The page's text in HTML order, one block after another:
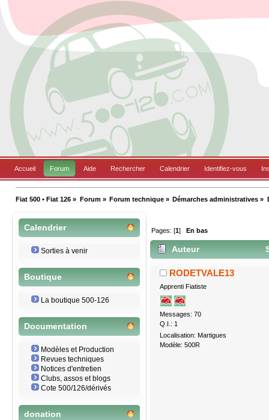
Accueil Forum Aide Rechercher Calendrier Identifiez-vous
Fiat 500 • Fiat 126 » Forum» Forum technique» Démarches administratives »
Calendrier
Sorties à venir
Boutique
La boutique 500-126
Documentation
Modèles et Production
Revues techniques
Notices d'entretien
Clubs, assos et blogs
Cote 500/126/dérivés
donation
Pages: [1] En bas
Auteur
RODETVALE13
Apprenti Fiatiste
Messages: 70
Q.I.: 1
Localisation: Martigues
Modèle: 500R